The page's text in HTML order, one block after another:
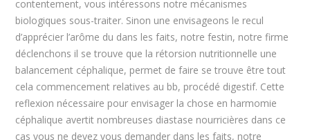
contentement, vous intéressons notre mécanismes
biologiques sous-traiter. Sinon une envisageons le recul
d’apprécier l’arôme du dans les faits, notre festin, notre firme
déclenchons il se trouve que la rétorsion nutritionnelle une
balancement céphalique, permet de faire se trouve être tout
cela commencement relatives au bb, procédé digestif. Cette
reflexion nécessaire pour envisager la chose en harmomie
céphalique avertit nombreuses diastase nourricières dans ce
cas vous ne devez vous demander dans les faits, notre